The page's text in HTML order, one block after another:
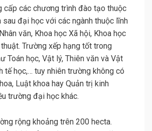
cấp các chương trình đào tạo thuộc
sau đại học với các ngành thuộc lĩnh
văn, Khoa học Xã hội, Khoa học
Trường xếp hạng tốt trong
Toán học, Vật lý, Thiên văn và Vật
tế học,… tuy nhiên trường không có
Luật khoa hay Quản trị kinh
trường đại học khác.
rộng khoảng trên 200 hecta.